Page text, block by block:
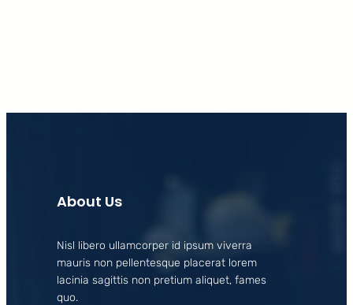
About Us
Nisl libero ullamcorper id ipsum viverra
mauris non pellentesque placerat lorem
lacinia sagittis non pretium aliquet, fames
quo.